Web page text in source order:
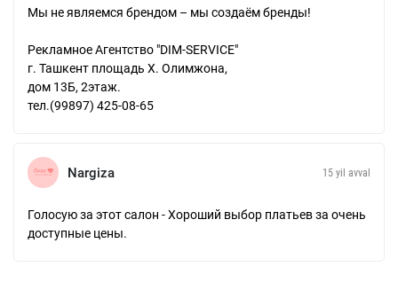
Мы не являемся брендом – мы создаём бренды!
Рекламное Агентство "DIM-SERVICE"
г. Ташкент площадь Х. Олимжона,
дом 13Б, 2этаж.
тел.(99897) 425-08-65
Nargiza 15 yil avval
Голосую за этот салон - Хороший выбор платьев за очень
доступные цены.